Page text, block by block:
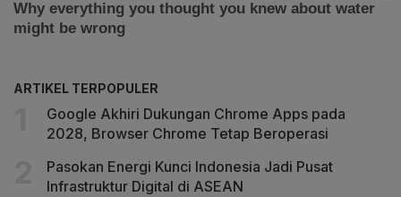
ARTIKEL TERPOPULER
Google Akhiri Dukungan Chrome Apps pada
2028, Browser Chrome Tetap Beroperasi
Pasokan Energi Kunci Indonesia Jadi Pusat
Infrastruktur Digital di ASEAN